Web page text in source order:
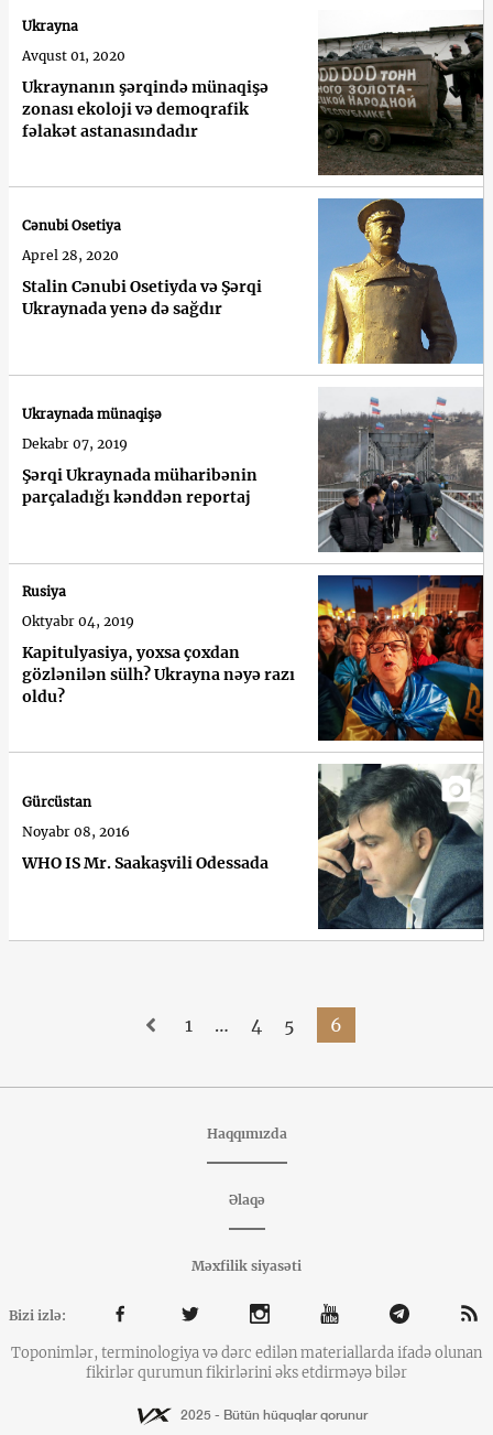
Ukraynanın şərqində münaqişə
zonası ekoloji və demoqrafik
fəlakət astanasındadır
Ukrayna
Avqust 01, 2020
Stalin Cənubi Osetiyda və Şərqi
Ukraynada yenə də sağdır
Cənubi Osetiya
Aprel 28, 2020
Şərqi Ukraynada müharibənin
parçaladığı kənddən reportaj
Ukraynada münaqişə
Dekabr 07, 2019
Kapitulyasiya, yoxsa çoxdan
gözlənilən sülh? Ukrayna nəyə razı
oldu?
Rusiya
Oktyabr 04, 2019
WHO IS Mr. Saakaşvili Odessada
Gürcüstan
Noyabr 08, 2016
1 … 4 5 6
Haqqımızda
Əlaqə
Məxfilik siyasəti
Bizi izlə:
Toponimlər, terminologiya və dərc edilən materiallarda ifadə olunan
fikirlər qurumun fikirlərini əks etdirməyə bilər
2025 - Bütün hüquqlar qorunur